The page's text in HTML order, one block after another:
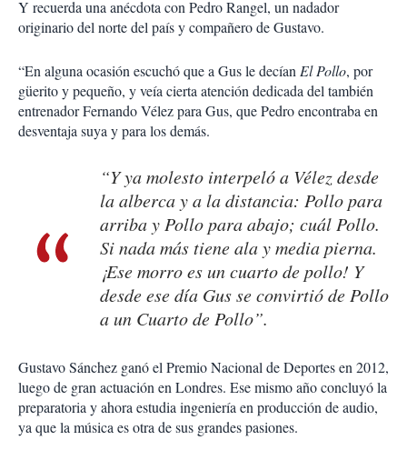
Y recuerda una anécdota con Pedro Rangel, un nadador
originario del norte del país y compañero de Gustavo.
“En alguna ocasión escuchó que a Gus le decían El Pollo, por
güerito y pequeño, y veía cierta atención dedicada del también
entrenador Fernando Vélez para Gus, que Pedro encontraba en
desventaja suya y para los demás.
“Y ya molesto interpeló a Vélez desde
la alberca y a la distancia: Pollopara
arriba y Pollopara abajo; cuál Pollo.
Si nada más tiene ala y media pierna.
¡Ese morro es un cuarto de pollo! Y
desde ese día Gus se convirtió de Pollo
a un Cuarto de Pollo”.
Gustavo Sánchez ganó el Premio Nacional de Deportes en 2012,
luego de gran actuación en Londres. Ese mismo año concluyó la
preparatoria y ahora estudia ingeniería en producción de audio,
ya que la música es otra de sus grandes pasiones.